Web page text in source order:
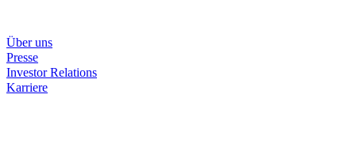
Über uns
Presse
Investor Relations
Karriere